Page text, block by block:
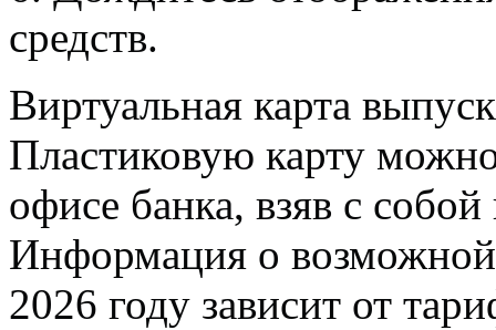
средств.
Виртуальная карта
Пластиковую карту
офисе банка, взяв с
Информация о возможной
2026 году зависит от